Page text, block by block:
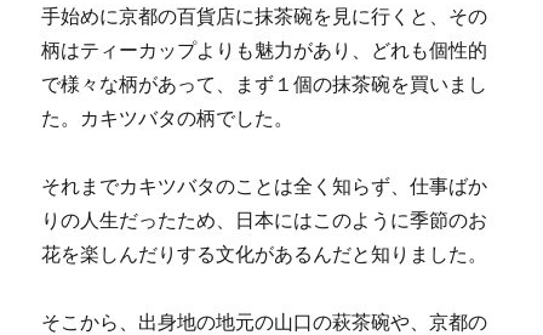
手始めに京都の百貨店に抹茶碗を見に行くと、その
柄はティーカップよりも魅力があり、どれも個性的
で様々な柄があって、まず１個の抹茶碗を買いまし
た。カキツバタの柄でした。
それまでカキツバタのことは全く知らず、仕事ばか
りの人生だったため、日本にはこのように季節のお
花を楽しんだりする文化があるんだと知りました。
そこから、出身地の地元の山口の萩茶碗や、京都の